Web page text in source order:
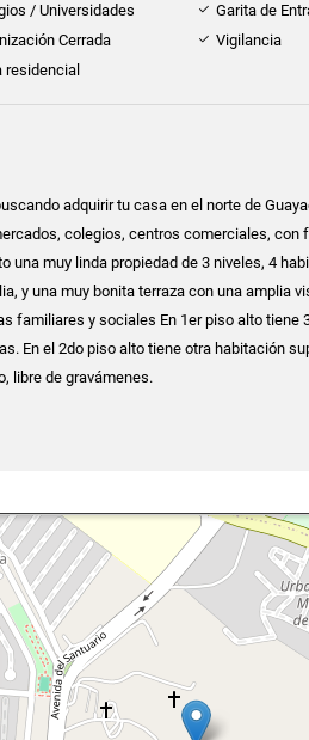
/ Universidades
Garita de
Cerrada
Vigilancia
residencial
adquirir tu casa en el norte de
colegios, centros comerciales,
una muy linda propiedad de 3 niveles, 4
y una muy bonita terraza con una amplia
familiares y sociales En 1er piso alto
En el 2do piso alto tiene otra habitación
libre de gravámenes.